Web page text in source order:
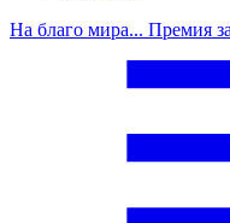
На благо мира... Премия